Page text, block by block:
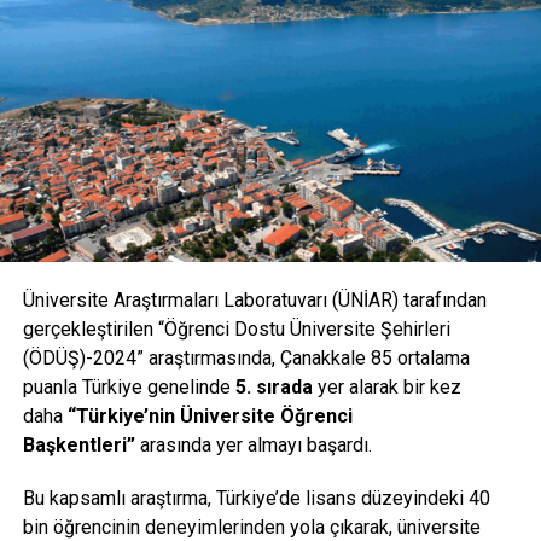
kez kılavuz ipi benim üzerimde, yani buzun hemen altında
olacak. Başka bir handikap ise hipotermi. Yani suyun altında
donma riski yaşarsam, bu bayılmamı tetikler. En zor tarafı
bu. Bu engelleri aşarsam çok rahat bir şekilde dünya
rekorunu kırmış olacağım” dedi.
BELGESEL ÇEKİLECEK
Deniz seviyesindeki Çanakkale’den 2 bin 200 rakımlı
Ardahan’a gidecek olmasının da önemine değinen Devrim
Cenk Ulusoy, “Aradaki bu rakım farkına vücudumu alıştırmak
için 20 gün önce Ardahan’a gideceğim. Çıldır Gölü’nde
buzun altında antrenmanlar yapacağım. Bu proje için hem
Çanakkale’de, hem Ardahan’da, hem de Çıldır Gölü’nde
yapılacak. Yapımcı ve yönetmen Mehmet Akif Aksoy’un
çekimiyle Çanakkale, Ardahan, Çıldır Gölü’nün tanıtımı
Üniversite Araştırmaları Laboratuvarı (ÜNİAR) tarafından
gerçekleştirilen “Öğrenci Dostu Üniversite Şehirleri
(ÖDÜŞ)-2024” araştırmasında, Çanakkale 85 ortalama
puanla Türkiye genelinde 5. sıradayer alarak bir kez
daha “Türkiye’nin Üniversite Öğrenci
Başkentleri”arasında yer almayı başardı.
Bu kapsamlı araştırma, Türkiye’de lisans düzeyindeki 40
bin öğrencinin deneyimlerinden yola çıkarak, üniversite